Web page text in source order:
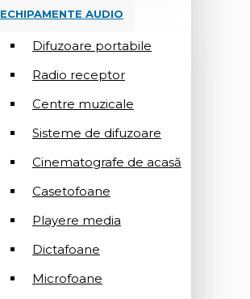
ECHIPAMENTE AUDIO
Difuzoare portabile
Radio receptor
Centre muzicale
Sisteme de difuzoare
Cinematografe de acasă
Casetofoane
Playere media
Dictafoane
Microfoane